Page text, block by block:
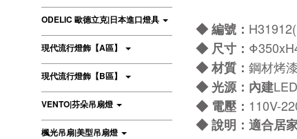
ODELIC 歐德立克|日本進口燈具
現代流行燈飾【A區】
現代流行燈飾【B區】
VENTO|芬朵吊扇燈
楓光吊扇|美型吊扇燈
◆ 編號：
◆ 尺寸：
◆材質： 鋼材烤
◆光源：內建
◆ 電壓： 110V-
◆說明：適合居